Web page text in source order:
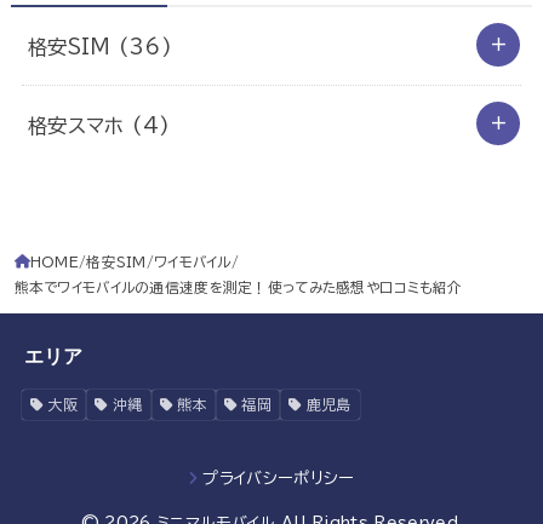
格安SIM (36)
格安スマホ (4)
HOME 格安SIM
ワイモバイル
熊本でワイモバイルの通信速度を測定！使ってみた感想や口コミも紹介
エリア
大阪 沖縄 熊本 福岡 鹿児島
プライバシーポリシー